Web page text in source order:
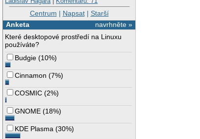
Centrum | Napsat| Starší
navrhněte »
Anketa
Které desktopové prostředí na Linuxu
používáte?
Budgie (10%)
Cinnamon (7%)
COSMIC (2%)
GNOME (18%)
KDE Plasma (30%)